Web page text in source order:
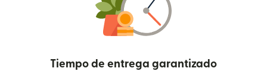
Tiempo de entrega garantizado